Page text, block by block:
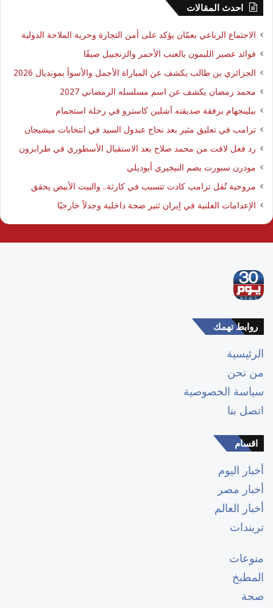
احدث المقالات
الاجتماع الرباعي بعمّان يؤكد على أمن التجارة وحرية الملاحة الدولية
فوائد عصير الليمون بالعنب الأحمر والزنجبيل صيفًا
الجزائري بن طالب يكشف عن المباراة الأجمل والأسوأ بمونديال 2026
محمد رمضان يكشف عن اسم مسلسله الرمضاني 2027
بيلينجهام برفقة صديقته آشلين كاسترو في رحلة استجمام
ترامب في تعليق مثير بعد نجاح عبدول السيد في انتخابات ميشيجان
رد فعل لافت من محمد صلاح بعد الاستقبال الأسطوري في طرابزون
مودرن سبورت يضم النيجيري أيوديلي
مروحية تُقل ترامب كادت تتسبب في كارثة.. والبيت الأبيض يحقق
الإعدامات العلنية في إيران ثتير ضجة داخلية وجدلاً خارجيًا
روابط تهمك
الرئيسية
من نحن
سياسة الخصوصية
اتصل بنا
اقسام
أخبار اليوم
أخبار مصر
أخبار العالم
تريندات
منوعات
المطبخ
صحة